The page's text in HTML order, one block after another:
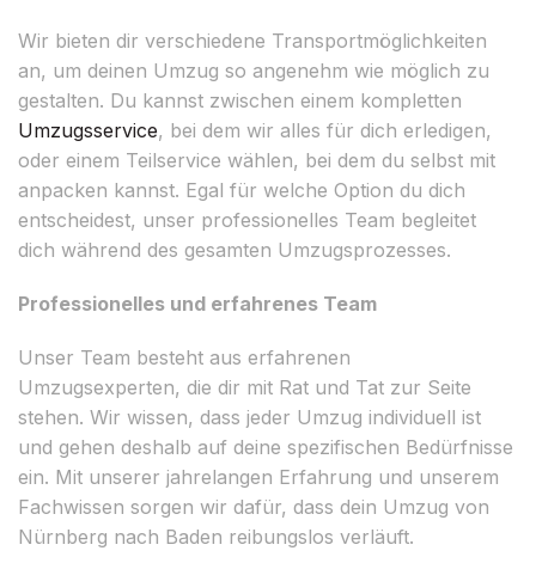
Wir bieten dir verschiedene Transportmöglichkeiten
an, um deinen Umzug so angenehm wie möglich zu
gestalten. Du kannst zwischen einem kompletten
Umzugsservice, bei dem wir alles für dich erledigen,
oder einem Teilservice wählen, bei dem du selbst mit
anpacken kannst. Egal für welche Option du dich
entscheidest, unser professionelles Team begleitet
dich während des gesamten Umzugsprozesses.
Professionelles und erfahrenes Team
Unser Team besteht aus erfahrenen
Umzugsexperten, die dir mit Rat und Tat zur Seite
stehen. Wir wissen, dass jeder Umzug individuell ist
und gehen deshalb auf deine spezifischen Bedürfnisse
ein. Mit unserer jahrelangen Erfahrung und unserem
Fachwissen sorgen wir dafür, dass dein Umzug von
Nürnberg nach Baden reibungslos verläuft.